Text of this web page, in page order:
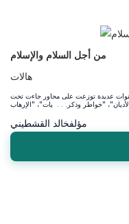
من أجل السلام والإسلام
هالات
عديدة توزعت على محاور جاءت تحت
مؤلف